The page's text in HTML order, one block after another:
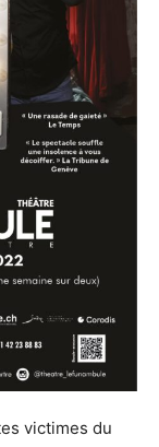
victimes du